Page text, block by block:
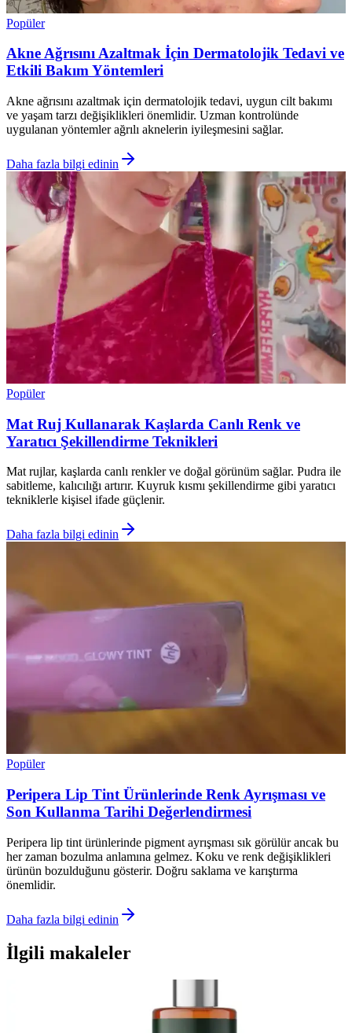
Popüler
Akne Ağrısını Azaltmak İçin Dermatolojik Tedavi ve
Etkili Bakım Yöntemleri
Akne ağrısını azaltmak için dermatolojik tedavi, uygun cilt bakımı
ve yaşam tarzı değişiklikleri önemlidir. Uzman kontrolünde
uygulanan yöntemler ağrılı aknelerin iyileşmesini sağlar.
Daha fazla bilgi edinin
Popüler
Mat Ruj Kullanarak Kaşlarda Canlı Renk ve
Yaratıcı Şekillendirme Teknikleri
Mat rujlar, kaşlarda canlı renkler ve doğal görünüm sağlar. Pudra ile
sabitleme, kalıcılığı artırır. Kuyruk kısmı şekillendirme gibi yaratıcı
tekniklerle kişisel ifade güçlenir.
Daha fazla bilgi edinin
Popüler
Peripera Lip Tint Ürünlerinde Renk Ayrışması ve
Son Kullanma Tarihi Değerlendirmesi
Peripera lip tint ürünlerinde pigment ayrışması sık görülür ancak bu
her zaman bozulma anlamına gelmez. Koku ve renk değişiklikleri
ürünün bozulduğunu gösterir. Doğru saklama ve karıştırma
önemlidir.
Daha fazla bilgi edinin
İlgili makaleler